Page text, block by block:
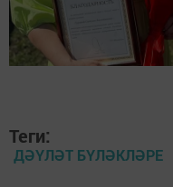
Теги:
ДӘҮЛӘТ БҮЛӘКЛӘРЕ